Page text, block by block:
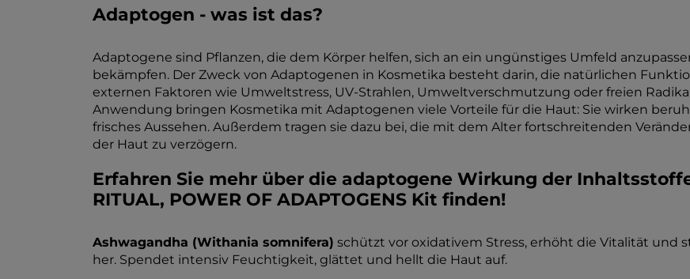
Adaptogen - was ist das?
Adaptogene sind Pflanzen, die dem Körper helfen, sich an ein ungünstiges Umfeld
bekämpfen. Der Zweck von Adaptogenen in Kosmetika besteht darin, die natürlichen
externen Faktoren wie Umweltstress, UV-Strahlen, Umweltverschmutzung oder freien
Anwendung bringen Kosmetika mit Adaptogenen viele Vorteile für die Haut: Sie wirken
frisches Aussehen. Außerdem tragen sie dazu bei, die mit dem Alter fortschreitenden
der Haut zu verzögern.
Erfahren Sie mehr über die adaptogene Wirkung der
RITUAL, POWER OF ADAPTOGENS Kit finden!
Ashwagandha (Withania somnifera) schützt vor oxidativem Stress, erhöht die Vitalität und
her. Spendet intensiv Feuchtigkeit, glättet und hellt die Haut auf.